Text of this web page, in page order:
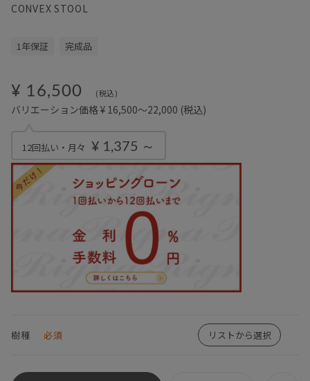
CONVEX STOOL
1年保証 完成品
¥ 16,500 (税込)
バリエーション価格 ¥ 16,500～22,000 (税込)
12回払い・月々 ¥ 1,375 ～
樹種 必須 リストから選択